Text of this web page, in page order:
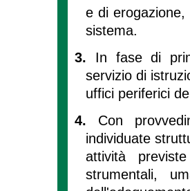
e di
sistema.
3. In fase di
servizio di
uffici periferici
4. Con
individuate
attività
strumentali,